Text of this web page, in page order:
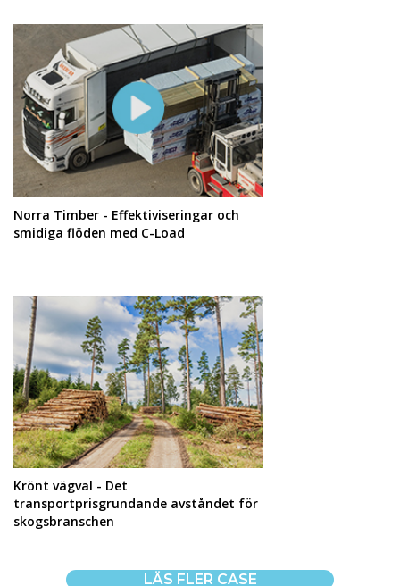
Norra Timber - Effektiviseringar och
smidiga flöden med C-Load
Krönt vägval - Det
transportprisgrundande avståndet för
skogsbranschen
LÄS FLER CASE